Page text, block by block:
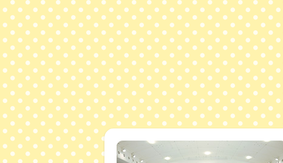
2026年1月6日 12月講座
2025年12月2日 11月講座
2025年10月28日 10月講座
2025年10月7日 9月講座「
2025年8月26日 8月講座「
2025年7月29日 7月講座「